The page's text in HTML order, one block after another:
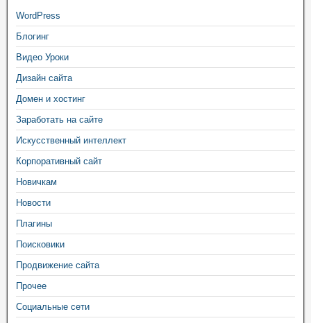
WordPress
Блогинг
Видео Уроки
Дизайн сайта
Домен и хостинг
Заработать на сайте
Искусственный интеллект
Корпоративный сайт
Новичкам
Новости
Плагины
Поисковики
Продвижение сайта
Прочее
Социальные сети